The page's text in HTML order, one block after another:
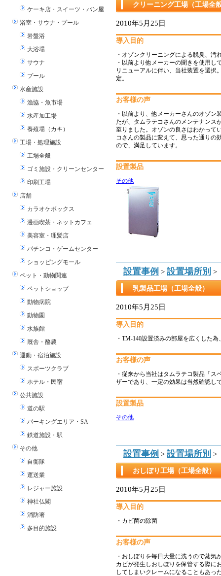
ケーキ店・スイーツ・パン屋
浴室・サウナ・プール
岩盤浴
大浴場
サウナ
プール
水産施設
漁協・魚市場
水産加工場
養殖場（カキ）
工場・処理施設
工場全般
ゴミ施設・クリーンセンター
印刷工場
店舗
カラオケボックス
漫画喫茶・ネットカフェ
美容室・理髪店
パチンコ・ゲームセンター
ショッピングモール
ペット・動物関連
ペットショップ
動物病院
動物園
水族館
厩舎・酪農
運動・宿泊施設
スポーツクラブ
ホテル・民宿
公共施設
道の駅
パーキングエリア・SA
鉄道施設・駅
その他
自衛隊
運送業
レジャー施設
神社仏閣
消防署
多目的施設
クリーニング工場（工場全
2010年5月25日
導入目的
・オゾンクリーニングによる脱臭、汚
・以前より他メーカーの聞きを使用し
リニューアルに伴い、当社装置を選択
定。
お客様の声
・以前より、他メーカーさんのオゾン
たが、タムラテコさんのメンテナンス
至りました。オゾンの良さはわかって
コさんの製品に変えて、思った通りの
ので、満足しています。
設置製品
その他
設置事例 > 設置場所別 >
乳製品工場（工場全般）
2010年5月25日
導入目的
・TM-140設置済みの部屋を広くした
お客様の声
・従来から当社はタムラテコ製品「ス
ザーであり、一定の効果は当然確認し
設置製品
その他
設置事例 > 設置場所別 >
おしぼり工場（工場全般）
2010年5月25日
導入目的
・カビ菌の除菌
お客様の声
・おしぼりを毎日大量に洗うので蒸気
カビが発生しおしぼりを保管する際に
してしまいクレームになることもあっ